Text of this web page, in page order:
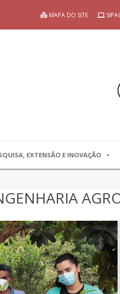
MAPA DO SITE
EXTENSÃO E INOVAÇÃO